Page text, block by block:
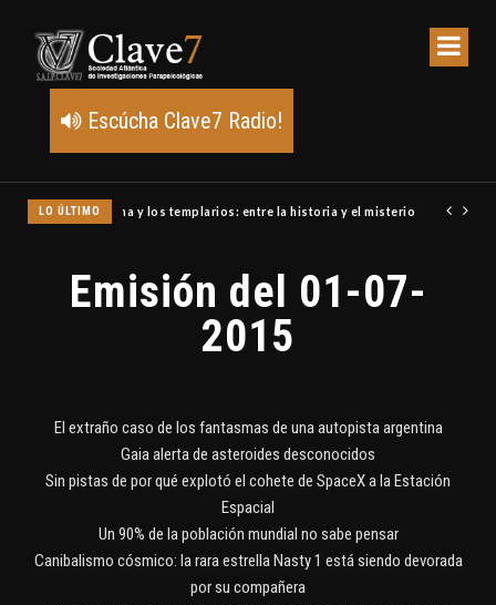
Escúcha Clave7 Radio!
LO ÚLTIMO Un meteoro explota sobre Estados Unidos y abre la pista
Emisión del 01-07-
2015
El extraño caso de los fantasmas de una autopista argentina
Gaia alerta de asteroides desconocidos
Sin pistas de por qué explotó el cohete de SpaceX a la Estación
Espacial
Un 90% de la población mundial no sabe pensar
Canibalismo cósmico: la rara estrella Nasty 1 está siendo devorada
por su compañera